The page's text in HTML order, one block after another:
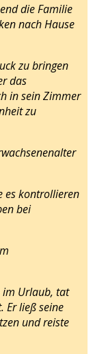
die Familie
nach Hause
zu bringen
das
in sein Zimmer
zu
es kontrollieren
bei
im Urlaub, tat
Er ließ seine
und reiste